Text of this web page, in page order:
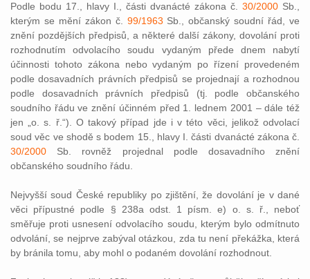
Podle bodu 17., hlavy I., části dvanácté zákona č. 30/2000 Sb.,
kterým se mění zákon č. 99/1963 Sb., občanský soudní řád, ve
znění pozdějších předpisů, a některé další zákony, dovolání proti
rozhodnutím odvolacího soudu vydaným přede dnem nabytí
účinnosti tohoto zákona nebo vydaným po řízení provedeném
podle dosavadních právních předpisů se projednají a rozhodnou
podle dosavadních právních předpisů (tj. podle občanského
soudního řádu ve znění účinném před 1. lednem 2001 – dále též
jen „o. s. ř.“). O takový případ jde i v této věci, jelikož odvolací
soud věc ve shodě s bodem 15., hlavy I. části dvanácté zákona č.
30/2000 Sb. rovněž projednal podle dosavadního znění
občanského soudního řádu.
Nejvyšší soud České republiky po zjištění, že dovolání je v dané
věci přípustné podle § 238a odst. 1 písm. e) o. s. ř., neboť
směřuje proti usnesení odvolacího soudu, kterým bylo odmítnuto
odvolání, se nejprve zabýval otázkou, zda tu není překážka, která
by bránila tomu, aby mohl o podaném dovolání rozhodnout.